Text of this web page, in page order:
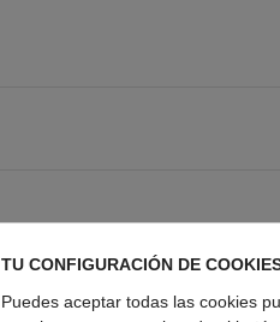
TU CONFIGURACIÓN DE
Puedes aceptar todas las cookies